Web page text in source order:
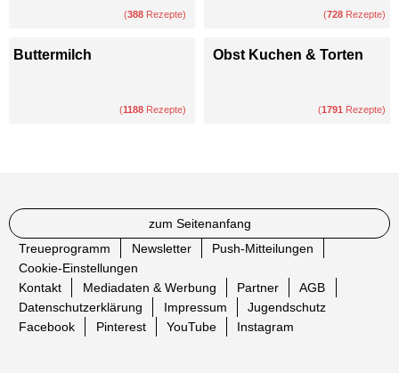
(388 Rezepte) (728 Rezepte)
Buttermilch
(1188 Rezepte)
Obst Kuchen & Torten
(1791 Rezepte)
zum Seitenanfang
Treueprogramm
Newsletter
Push-Mitteilungen
Cookie-Einstellungen
Kontakt
Mediadaten & Werbung Partner
AGB
Datenschutzerklärung
Impressum
Jugendschutz
Facebook
Pinterest YouTube Instagram